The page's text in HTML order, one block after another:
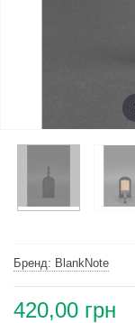
Бренд: BlankNote
420,00 грн